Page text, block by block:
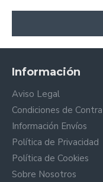
Información
Aviso Legal
Condiciones de
Información Envíos
Política de Privacidad
Política de Cookies
Sobre Nosotros